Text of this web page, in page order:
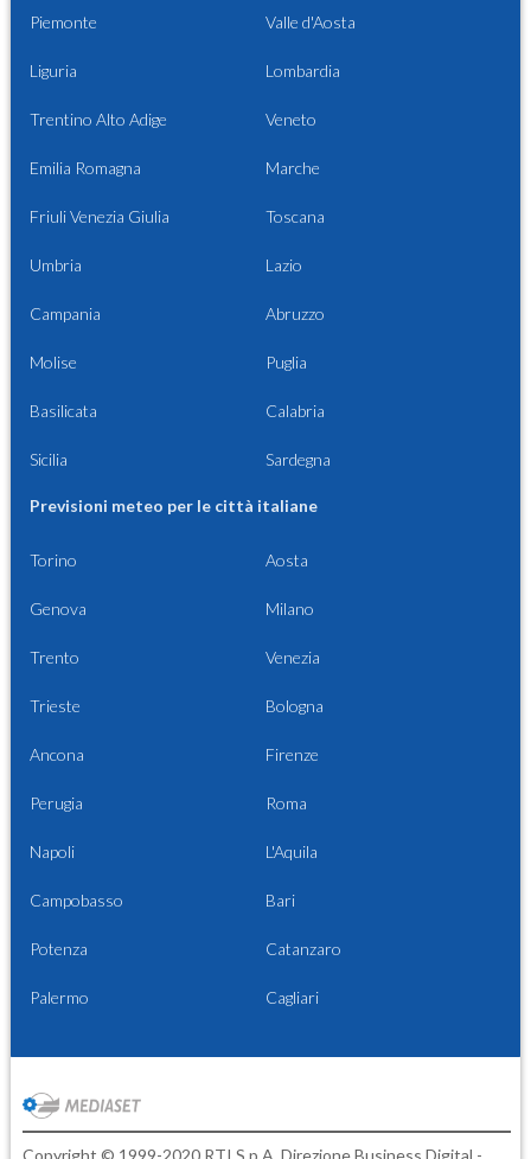
Piemonte Valle d'Aosta
Liguria Lombardia
Trentino Alto Adige Veneto
Emilia Romagna Marche
Friuli Venezia Giulia Toscana
Umbria Lazio
Campania Abruzzo
Molise Puglia
Basilicata Calabria
Sicilia Sardegna
Previsioni meteo per le città italiane
Torino Aosta
Genova Milano
Trento Venezia
Trieste Bologna
Ancona Firenze
Perugia Roma
Napoli L'Aquila
Campobasso Bari
Potenza Catanzaro
Palermo Cagliari
Copyright © 1999-2020 RTI S.p.A. Direzione Business Digital -